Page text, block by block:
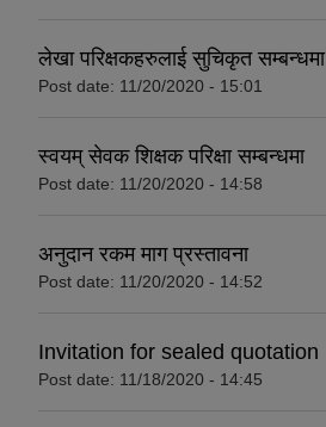
लेखा परिक्षकहरुलाई सुचिकृत सम्बन्धमा
Post date: 11/20/2020 - 15:01
स्वयम् सेवक शिक्षक परिक्षा सम्बन्धमा
Post date: 11/20/2020 - 14:58
अनुदान रकम माग प्रस्तावना
Post date: 11/20/2020 - 14:52
Invitation for sealed quotation
Post date: 11/18/2020 - 14:45